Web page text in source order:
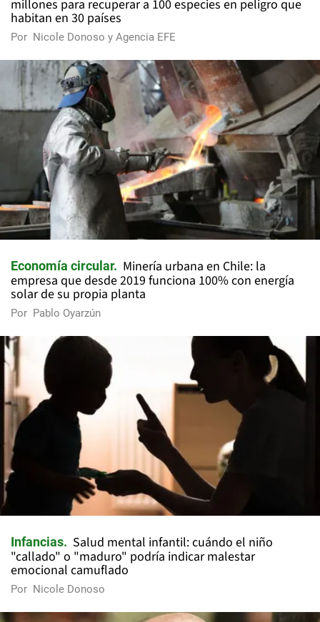
millones para recuperar a 100 especies en peligro que
habitan en 30 países
Por Nicole Donoso y Agencia EFE
Economía circular
Minería urbana en Chile: la
empresa que desde 2019 funciona 100% con energía
solar de su propia planta
Por Pablo Oyarzún
Infancias
Salud mental infantil: cuándo el niño
"callado" o "maduro" podría indicar malestar
emocional camuflado
Por Nicole Donoso